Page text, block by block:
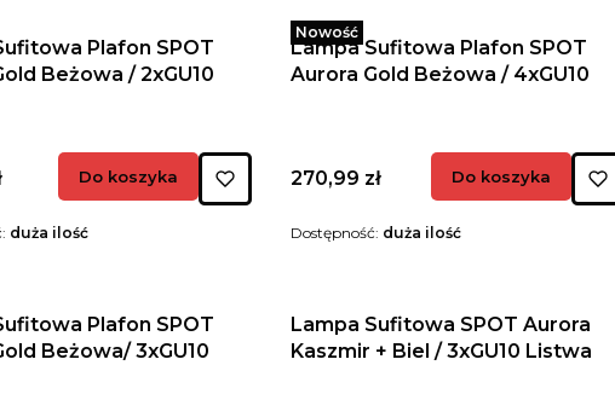
Plafon SPOT
Beżowa / 2xGU10
Do koszyka
duża ilość
Nowość
Lampa Sufitowa Plafon SPOT
Aurora Gold Beżowa / 4xGU10
Cena
270,99 zł Do koszyka
Dostępność: duża ilość
Plafon SPOT
Beżowa/ 3xGU10
Lampa Sufitowa SPOT Aurora
Kaszmir + Biel / 3xGU10 Listwa